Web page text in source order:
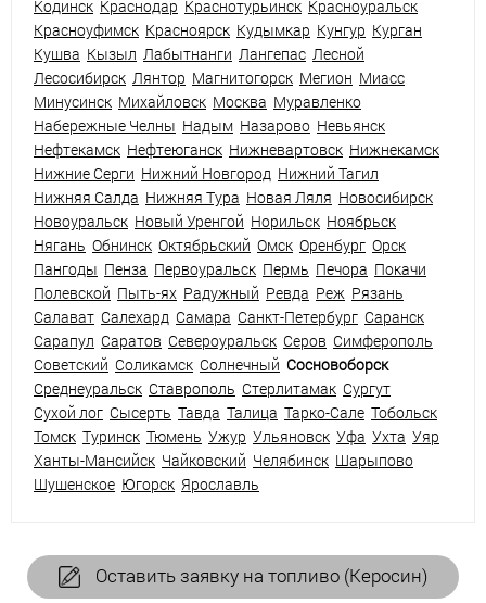
Кодинск Краснодар Краснотурьинск Красноуральск
Красноуфимск Красноярск Кудымкар Кунгур Курган
Кушва Кызыл Лабытнанги Лангепас Лесной
Лесосибирск Лянтор Магнитогорск Мегион Миасс
Минусинск Михайловск Москва Муравленко
Набережные Челны Надым Назарово Невьянск
Нефтекамск Нефтеюганск Нижневартовск Нижнекамск
Нижние Серги Нижний Новгород Нижний Тагил
Нижняя Салда Нижняя Тура Новая Ляля Новосибирск
Новоуральск Новый Уренгой Норильск Ноябрьск
Нягань Обнинск Октябрьский Омск Оренбург Орск
Пангоды Пенза Первоуральск Пермь Печора Покачи
Полевской Пыть-ях Радужный Ревда Реж Рязань
Салават Салехард Самара Санкт-Петербург Саранск
Сарапул Саратов Североуральск Серов Симферополь
Советский Соликамск Солнечный Сосновоборск
Среднеуральск Ставрополь Стерлитамак Сургут
Сухой лог Сысерть Тавда Талица Тарко-Сале Тобольск
Томск Туринск Тюмень Ужур Ульяновск Уфа Ухта Уяр
Ханты-Мансийск Чайковский Челябинск Шарыпово
Шушенское Югорск Ярославль
Оставить заявку на топливо (Керосин)